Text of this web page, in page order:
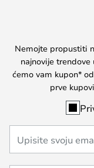
Nemojte propustiti
najnovije
ćemo vam kupon*
prve